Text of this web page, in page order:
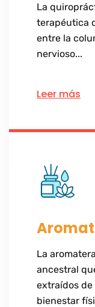
La
terapéutica
entre la
nervioso...
Leer más
La
ancestral
extraídos de
bienestar